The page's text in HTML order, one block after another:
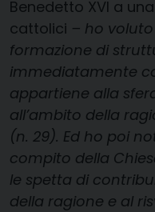
Benedetto XVI a
cattolici – ho
formazione di
immediatamente
appartiene alla
all’ambito della
(n. 29). Ed ho poi
compito della
le spetta di
della ragione e al